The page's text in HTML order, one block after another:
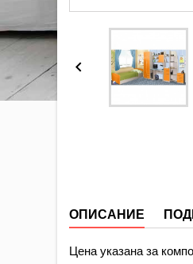

ОПИСАНИЕ
Цена указана за